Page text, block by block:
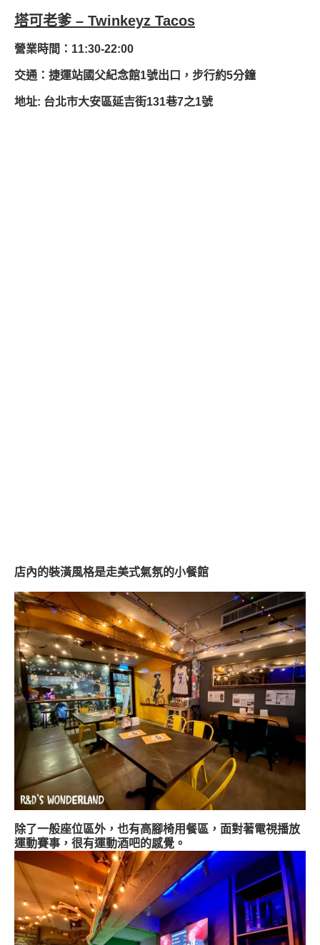
塔可老爹 – Twinkeyz Tacos
營業時間：11:30-22:00
交通：捷運站國父紀念館1號出口，步行約5分鐘
地址: 台北市大安區延吉街131巷7之1號
店內的裝潢風格是走美式氣氛的小餐館
除了一般座位區外，也有高腳椅用餐區，面對著電視播放
運動賽事，很有運動酒吧的感覺。